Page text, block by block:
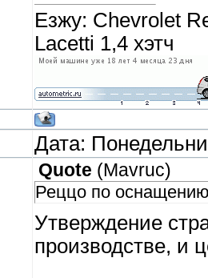
Езжу: Chevrolet
Lacetti 1,4 хэтч
Дата:
Quote (Mavruc)
Реццо по
Утверждение
производстве, и